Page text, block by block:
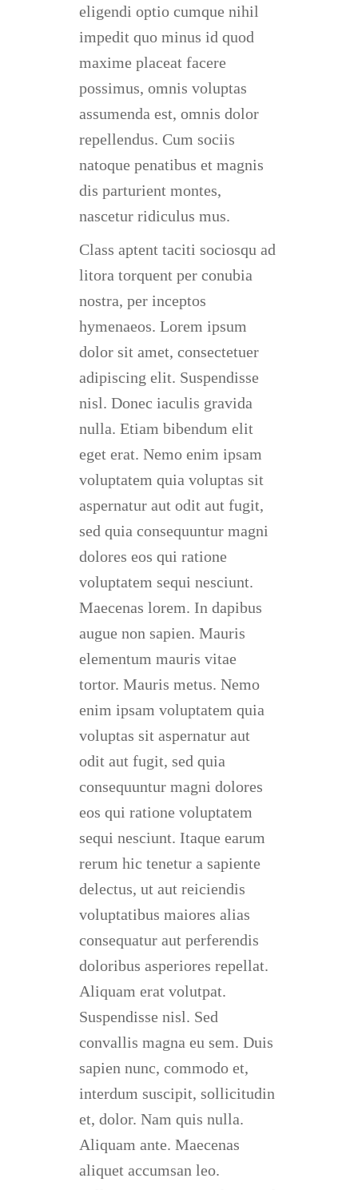
eligendi optio cumque nihil
impedit quo minus id quod
maxime placeat facere
possimus, omnis voluptas
assumenda est, omnis dolor
repellendus. Cum sociis
natoque penatibus et magnis
dis parturient montes,
nascetur ridiculus mus.
Class aptent taciti sociosqu ad
litora torquent per conubia
nostra, per inceptos
hymenaeos. Lorem ipsum
dolor sit amet, consectetuer
adipiscing elit. Suspendisse
nisl. Donec iaculis gravida
nulla. Etiam bibendum elit
eget erat. Nemo enim ipsam
voluptatem quia voluptas sit
aspernatur aut odit aut fugit,
sed quia consequuntur magni
dolores eos qui ratione
voluptatem sequi nesciunt.
Maecenas lorem. In dapibus
augue non sapien. Mauris
elementum mauris vitae
tortor. Mauris metus. Nemo
enim ipsam voluptatem quia
voluptas sit aspernatur aut
odit aut fugit, sed quia
consequuntur magni dolores
eos qui ratione voluptatem
sequi nesciunt. Itaque earum
rerum hic tenetur a sapiente
delectus, ut aut reiciendis
voluptatibus maiores alias
consequatur aut perferendis
doloribus asperiores repellat.
Aliquam erat volutpat.
Suspendisse nisl. Sed
convallis magna eu sem. Duis
sapien nunc, commodo et,
interdum suscipit, sollicitudin
et, dolor. Nam quis nulla.
Aliquam ante. Maecenas
aliquet accumsan leo.